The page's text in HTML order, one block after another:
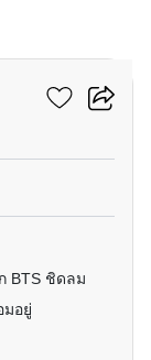
BTS ชิดลม
มอยู่